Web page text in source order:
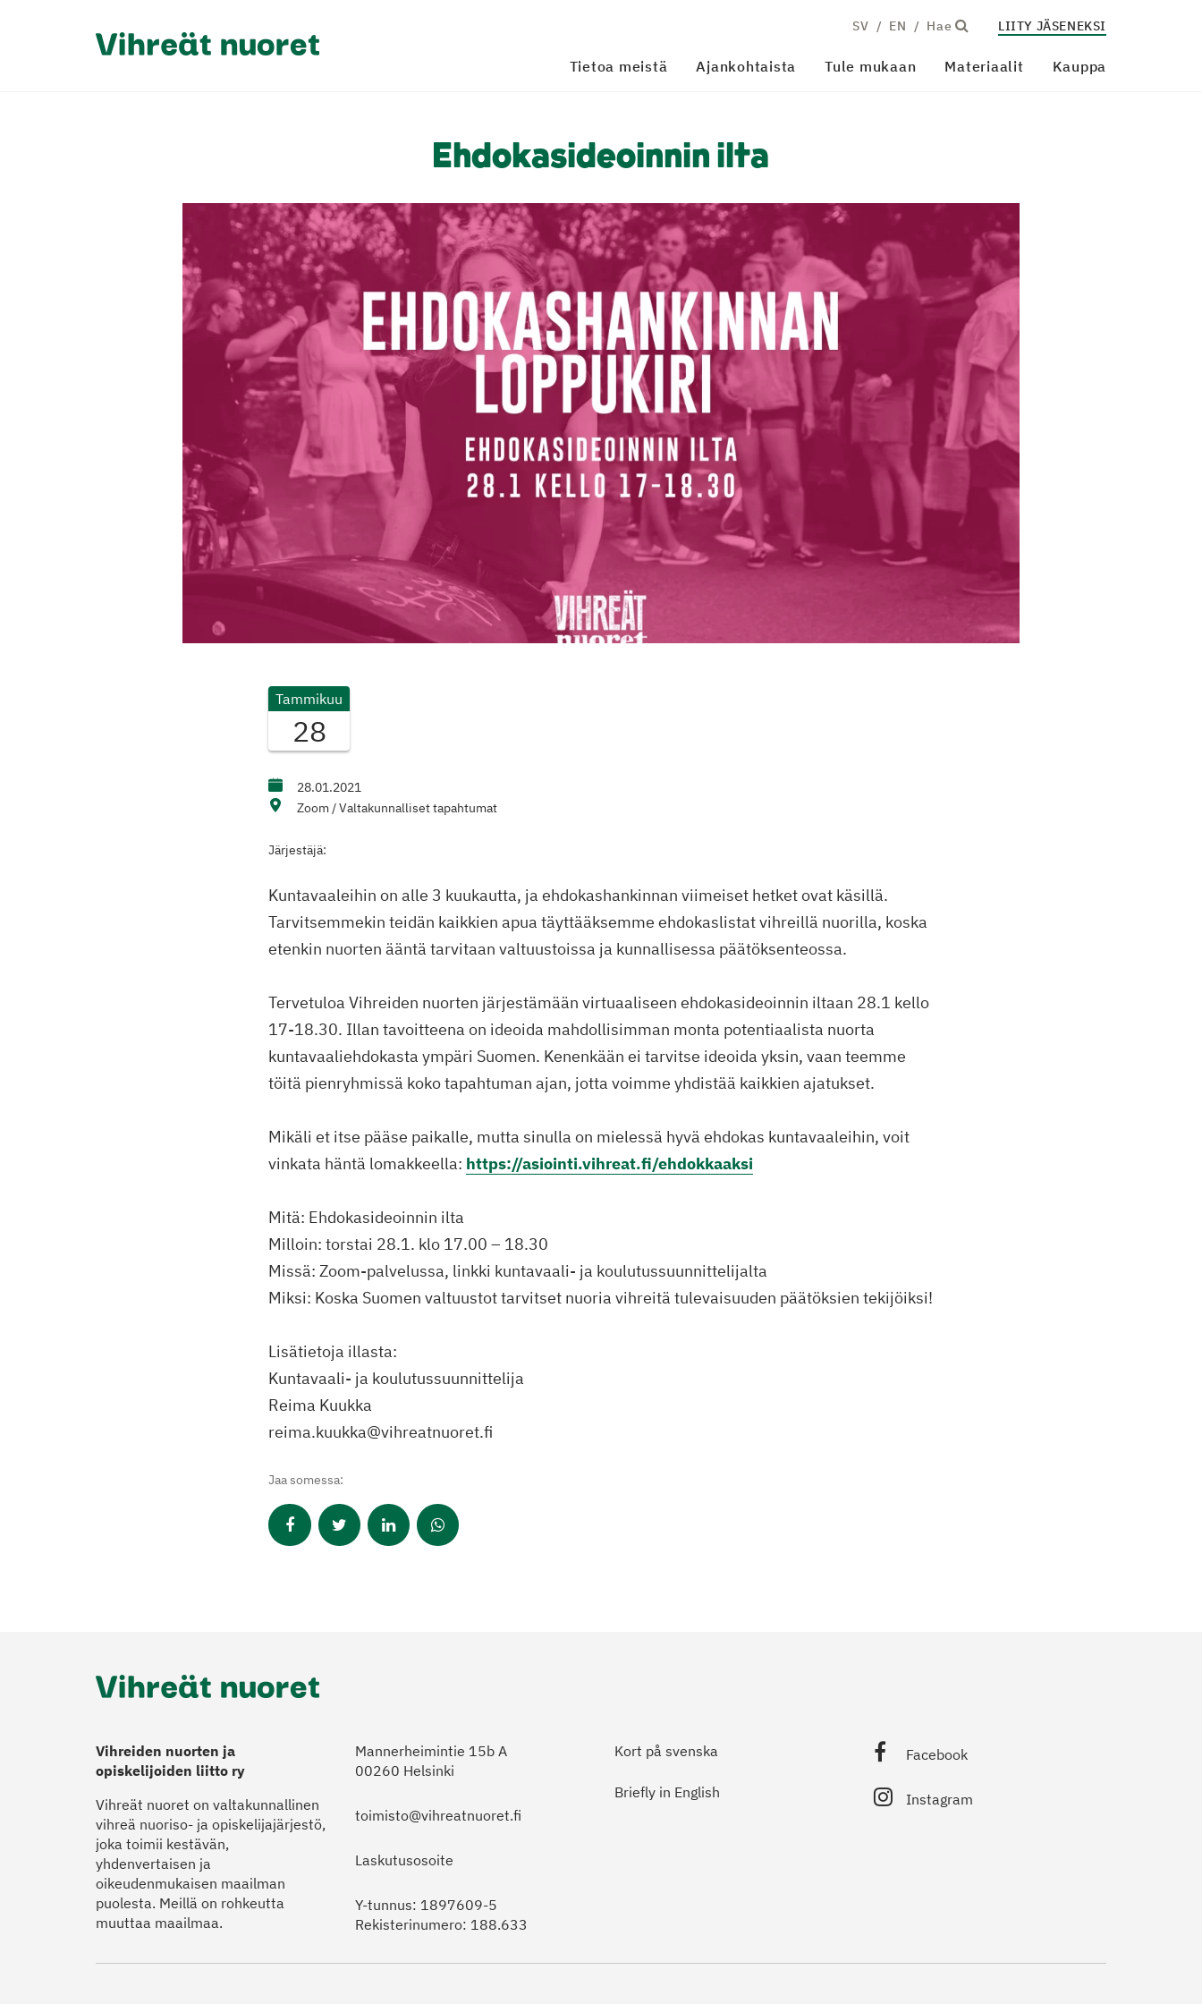
SV EN Hae LIITY JÄSENEKSI
Tietoa meistä Ajankohtaista Tule mukaan Materiaalit Kauppa
Ehdokasideoinnin ilta
Tammikuu
28
28.01.2021
Zoom / Valtakunnalliset tapahtumat
Järjestäjä:
Kuntavaaleihin on alle 3 kuukautta, ja ehdokashankinnan viimeiset hetket ovat käsillä.
Tarvitsemmekin teidän kaikkien apua täyttääksemme ehdokaslistat vihreillä nuorilla, koska
etenkin nuorten ääntä tarvitaan valtuustoissa ja kunnallisessa päätöksenteossa.
Tervetuloa Vihreiden nuorten järjestämään virtuaaliseen ehdokasideoinnin iltaan 28.1 kello
17-18.30. Illan tavoitteena on ideoida mahdollisimman monta potentiaalista nuorta
kuntavaaliehdokasta ympäri Suomen. Kenenkään ei tarvitse ideoida yksin, vaan teemme
töitä pienryhmissä koko tapahtuman ajan, jotta voimme yhdistää kaikkien ajatukset.
Mikäli et itse pääse paikalle, mutta sinulla on mielessä hyvä ehdokas kuntavaaleihin, voit
vinkata häntä lomakkeella: https://asiointi.vihreat.fi/ehdokkaaksi
Mitä: Ehdokasideoinnin ilta
Milloin: torstai 28.1. klo 17.00 – 18.30
Missä: Zoom-palvelussa, linkki kuntavaali- ja koulutussuunnittelijalta
Miksi: Koska Suomen valtuustot tarvitset nuoria vihreitä tulevaisuuden päätöksien tekijöiksi!
Lisätietoja illasta:
Kuntavaali- ja koulutussuunnittelija
Reima Kuukka
reima.kuukka@vihreatnuoret.fi
Jaa somessa:
Vihreiden nuorten ja
opiskelijoiden liitto ry
Vihreät nuoret on valtakunnallinen
vihreä nuoriso- ja opiskelijajärjestö,
joka toimii kestävän,
yhdenvertaisen ja
oikeudenmukaisen maailman
puolesta. Meillä on rohkeutta
muuttaa maailmaa.
Mannerheimintie 15b A
00260 Helsinki
toimisto@vihreatnuoret.fi
Laskutusosoite
Y-tunnus: 1897609-5
Rekisterinumero: 188.633
Kort på svenska
Briefly in English
Facebook
Instagram